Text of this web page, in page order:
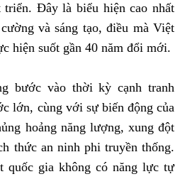
triển. Đây là biểu hiện cao nhất
và sáng tạo, điều mà Việt
hiện suốt gần 40 năm đổi mới.
bước vào thời kỳ cạnh tranh
lớn, cùng với sự biến động của
hoảng năng lượng, xung đột
thức an ninh phi truyền thống.
quốc gia không có năng lực tự